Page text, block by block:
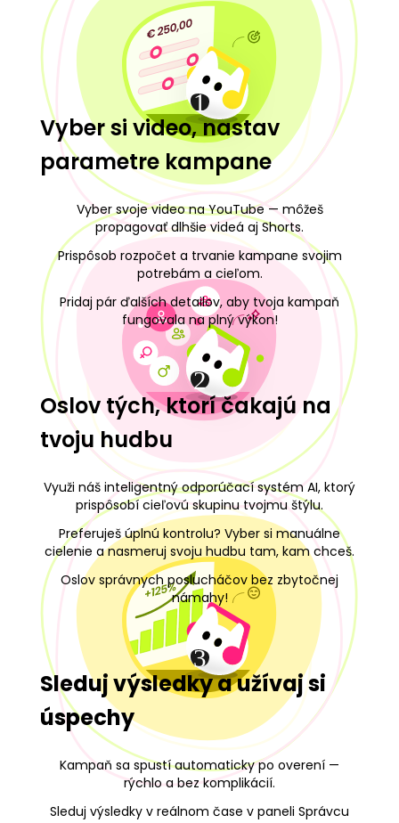
1
Vyber si video, nastav
parametre kampane
Vyber svoje video na YouTube — môžeš
propagovať dlhšie videá aj Shorts.
Prispôsob rozpočet a trvanie kampane svojim
potrebám a cieľom.
Pridaj pár ďalších detailov, aby tvoja kampaň
fungovala na plný výkon!
2
Oslov tých, ktorí čakajú na
tvoju hudbu
Využi náš inteligentný odporúčací systém AI, ktorý
prispôsobí cieľovú skupinu tvojmu štýlu.
Preferuješ úplnú kontrolu? Vyber si manuálne
cielenie a nasmeruj svoju hudbu tam, kam chceš.
Oslov správnych poslucháčov bez zbytočnej
námahy!
3
Sleduj výsledky a užívaj si
úspechy
Kampaň sa spustí automaticky po overení —
rýchlo a bez komplikácií.
Sleduj výsledky v reálnom čase v paneli Správcu